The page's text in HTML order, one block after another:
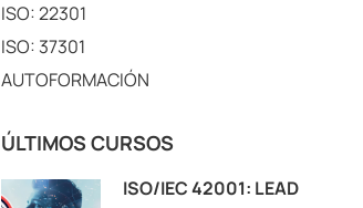
ISO: 22301
ISO: 37301
AUTOFORMACIÓN
ÚLTIMOS CURSOS
ISO/IEC 42001: LEAD